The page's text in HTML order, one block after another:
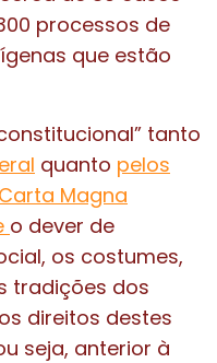
processos de
que estão
tanto
quanto pelos
Magna
o dever de
os costumes,
tradições dos
direitos destes
seja, anterior à